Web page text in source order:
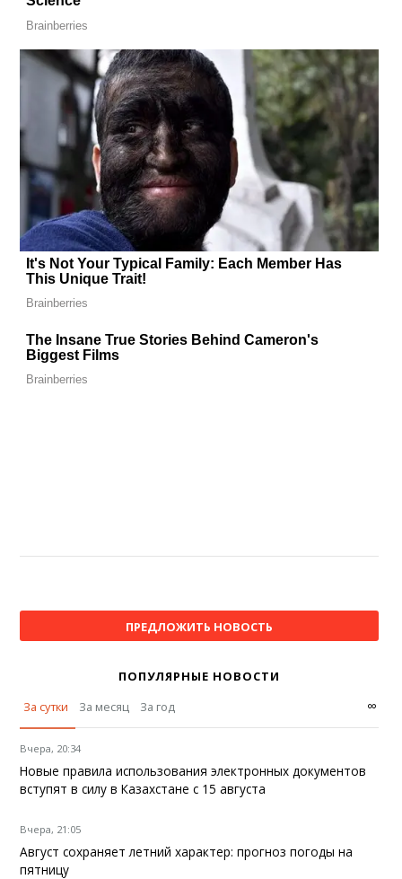
ПРЕДЛОЖИТЬ НОВОСТЬ
ПОПУЛЯРНЫЕ НОВОСТИ
За сутки
За месяц За год ∞
Вчера, 20:34
Новые правила использования электронных документов
вступят в силу в Казахстане с 15 августа
Вчера, 21:05
Август сохраняет летний характер: прогноз погоды на
пятницу